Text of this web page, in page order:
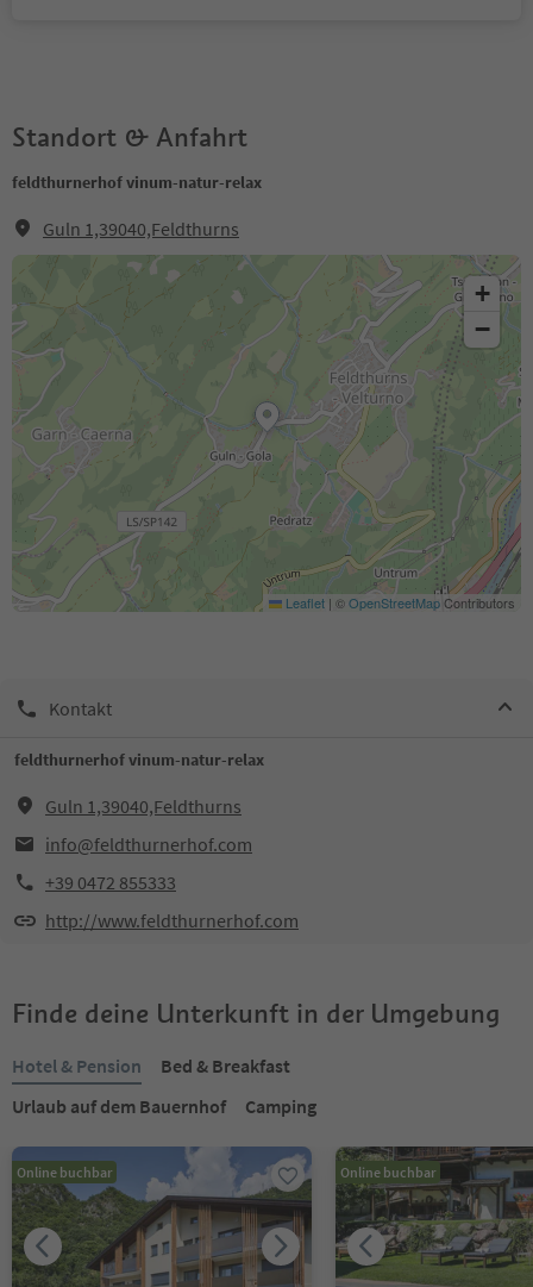
Standort & Anfahrt
feldthurnerhof vinum-natur-relax
Guln 1,39040,Feldthurns
+
−
Leaflet | ©OpenStreetMapContributors
Kontakt
feldthurnerhof vinum-natur-relax
Guln 1,39040,Feldthurns
info@feldthurnerhof.com
+39 0472 855333
http://www.feldthurnerhof.com
Finde deine Unterkunft in der Umgebung
Hotel & Pension
Bed & Breakfast
Urlaub auf dem Bauernhof
Camping
Online buchbar Online buchbar